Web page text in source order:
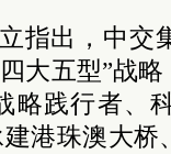
指出，中交
大五型”战
略践行者、
港珠澳大